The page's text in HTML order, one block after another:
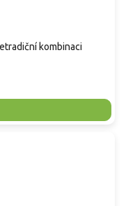
kombinaci